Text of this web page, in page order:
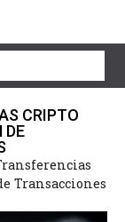
CRIPTO
DE
Transacciones